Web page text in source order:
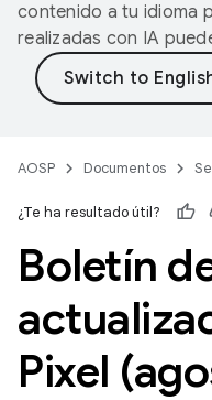
contenido a tu idioma
realizadas con IA
AOSP Documentos
¿Te ha resultado útil?
Boletín
Pixel